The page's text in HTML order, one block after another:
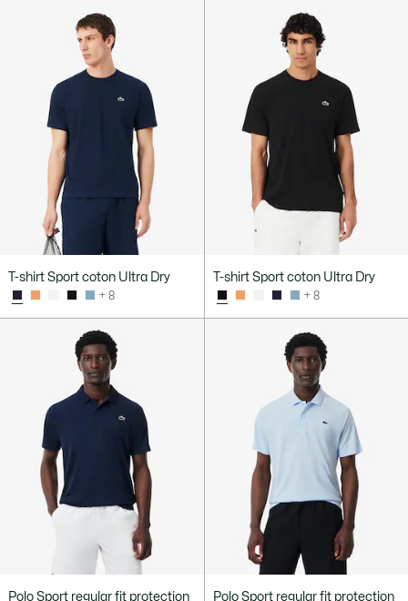
T-shirt Sport coton Ultra Dry
+ 8
T-shirt Sport coton Ultra Dry
+ 8
Polo Sport regular fit protection Polo Sport regular fit protection